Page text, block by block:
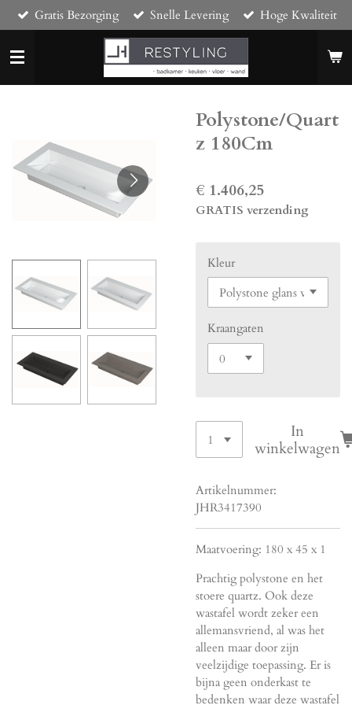
Ga
direct
naar
de
hoofdinhoud
Gratis Bezorging Snelle Levering Hoge Kwaliteit
Polystone/Quart
z 180Cm
€ 1.406,25
GRATIS verzending
Kleur
Kraangaten
In
winkelwagen
Artikelnummer:
JHR3417390
Maatvoering: 180 x 45 x 1
Prachtig polystone en het
stoere quartz. Ook deze
wastafel wordt zeker een
allemansvriend, al was het
alleen maar door zijn
veelzijdige toepassing. Er is
bijna geen onderkast te
bedenken waar deze wastafel